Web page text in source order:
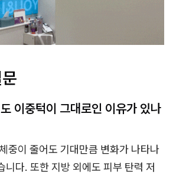
이중턱이 그대로인 이유가 있나
중이 줄어도 기대만큼 변화가 나타나
니다. 또한 지방 외에도 피부 탄력 저